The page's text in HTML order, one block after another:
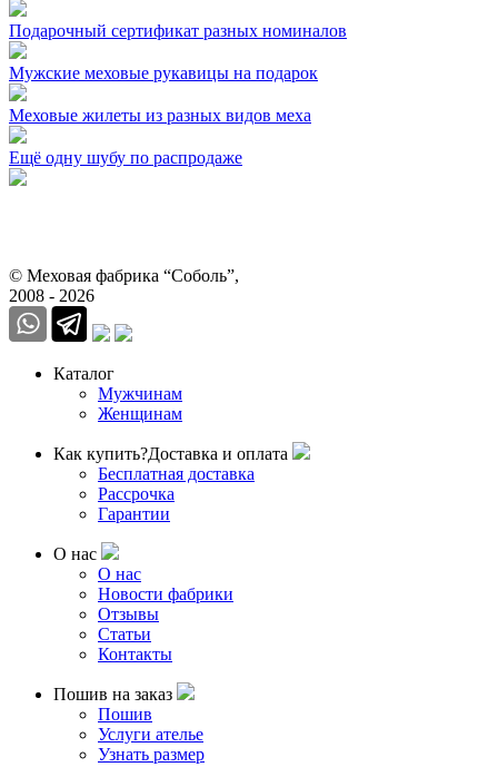
Подарочный сертификат разных номиналов
Мужские меховые рукавицы на подарок
Меховые жилеты из разных видов меха
Ещё одну шубу по распродаже
© Меховая фабрика “Соболь”,
2008 - 2026
Каталог
Мужчинам
Женщинам
Как купить?Доставка и оплата
Бесплатная доставка
Рассрочка
Гарантии
О нас
О нас
Новости фабрики
Отзывы
Статьи
Контакты
Пошив на заказ
Пошив
Услуги ателье
Узнать размер